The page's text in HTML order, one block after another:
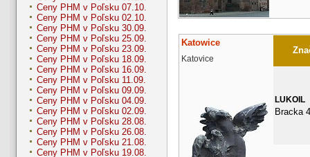
Ceny PHM v Poľsku 07.10.
Ceny PHM v Poľsku 02.10.
Ceny PHM v Poľsku 30.09.
Ceny PHM v Poľsku 25.09.
Ceny PHM v Poľsku 23.09.
Ceny PHM v Poľsku 18.09.
Ceny PHM v Poľsku 16.09.
Ceny PHM v Poľsku 11.09.
Ceny PHM v Poľsku 09.09.
Ceny PHM v Poľsku 04.09.
Ceny PHM v Poľsku 02.09.
Ceny PHM v Poľsku 28.08.
Ceny PHM v Poľsku 26.08.
Ceny PHM v Poľsku 21.08.
Ceny PHM v Poľsku 19.08.
Katowice
Katovice
LUKOIL
Bracka 4